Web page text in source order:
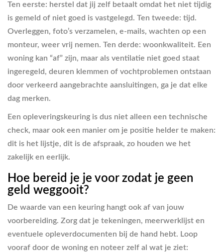
Ten eerste: herstel dat jij zelf betaalt omdat het niet tijdig
is gemeld of niet goed is vastgelegd. Ten tweede: tijd.
Overleggen, foto’s verzamelen, e-mails, wachten op een
monteur, weer vrij nemen. Ten derde: woonkwaliteit. Een
woning kan “af” zijn, maar als ventilatie niet goed staat
ingeregeld, deuren klemmen of vochtproblemen ontstaan
door verkeerd aangebrachte aansluitingen, ga je dat elke
dag merken.
Een opleveringskeuring is dus niet alleen een technische
check, maar ook een manier om je positie helder te maken:
dit is het lijstje, dit is de afspraak, zo houden we het
zakelijk en eerlijk.
Hoe bereid je je voor zodat je geen
geld weggooit?
De waarde van een keuring hangt ook af van jouw
voorbereiding. Zorg dat je tekeningen, meerwerklijst en
eventuele opleverdocumenten bij de hand hebt. Loop
vooraf door de woning en noteer zelf al wat je ziet: